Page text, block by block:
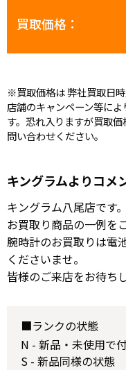
買取価格：
※買取価格は 弊社買取日
店舗のキャンペーン等に
す。恐れ入りますが買取
問い合わせください。
キングラムよりコメ
キングラム八尾店です。
お買取り商品の一例を
腕時計のお買取りは電
くださいませ。
皆様のご来店をお待ち
■ランクの状態
N - 新品・未使用で
S - 新品同様の状態